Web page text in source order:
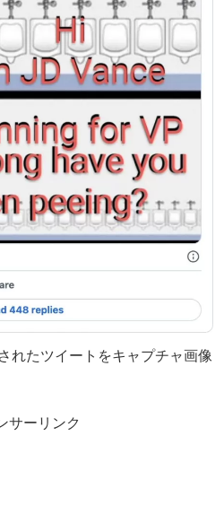
れたツイートをキャプチャ画像
サーリンク